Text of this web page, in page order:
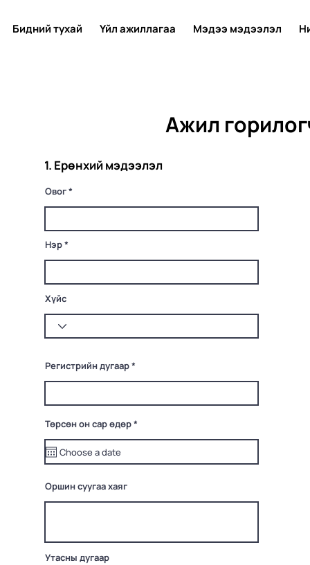
Бидний тухай Үйл ажиллагаа Мэдээ мэдээлэл
Ажил
1. Ерөнхий мэдээлэл
Овог
Нэр
Хүйс
Регистрийн дугаар
Төрсөн он сар өдөр*
q
r
Оршин суугаа хаяг
Утасны дугаар